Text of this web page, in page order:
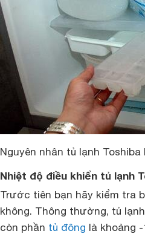
Nguyên nhân tủ lạnh
Nhiệt độ điều khiển tủ lạnh
Trước tiên bạn hãy kiểm tra
không. Thông thường, tủ
còn phần tủ đông là khoảng